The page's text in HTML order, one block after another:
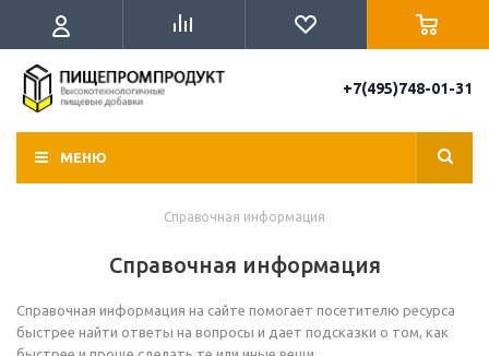
+7(495)748-01-31
МЕНЮ
Справочная информация
Справочная информация
Справочная информация на сайте помогает посетителю ресурса
быстрее найти ответы на вопросы и дает подсказки о том, как